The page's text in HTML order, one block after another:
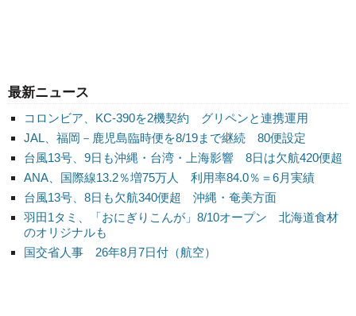
最新ニュース
コロンビア、KC-390を2機契約 グリペンと連携運用
JAL、福岡－鹿児島臨時便を8/19まで継続 80便設定
台風13号、9日も沖縄・台湾・上海影響 8日は欠航420便超
ANA、国際線13.2％増75万人 利用率84.0％＝6月実績
台風13号、8日も欠航340便超 沖縄・奄美方面
羽田1タミ、「おにぎりこんが」8/10オープン 北海道食材
のオリジナルも
国交省人事 26年8月7日付（航空）